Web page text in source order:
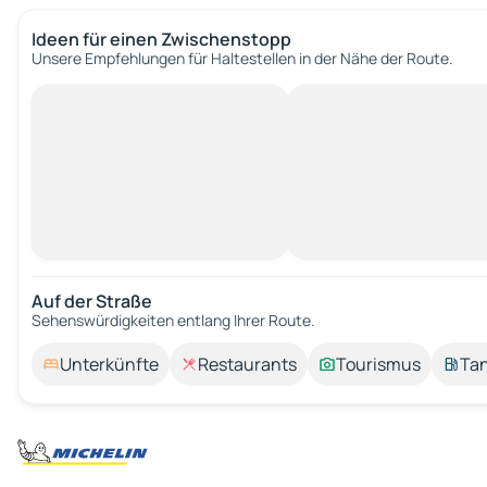
Ideen für einen Zwischenstopp
Unsere Empfehlungen für Haltestellen in der Nähe der Route.
Auf der Straße
Sehenswürdigkeiten entlang Ihrer Route.
Unterkünfte Restaurants Tourismus